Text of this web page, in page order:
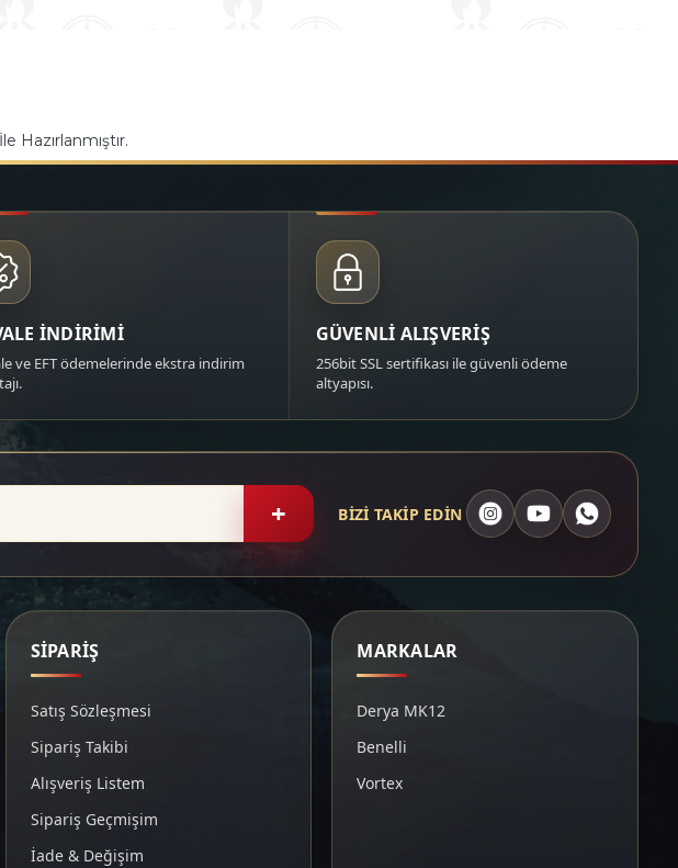
İle Hazırlanmıştır.
İNDİRİMİ
ve EFT ödemelerinde ekstra indirim
GÜVENLİ ALIŞVERİŞ
256bit SSL sertifikası ile güvenli ödeme
altyapısı.
+ BİZİ TAKİP EDİN
SİPARİŞ
Satış Sözleşmesi
Sipariş Takibi
Alışveriş Listem
Sipariş Geçmişim
İade & Değişim
MARKALAR
Derya MK12
Benelli
Vortex